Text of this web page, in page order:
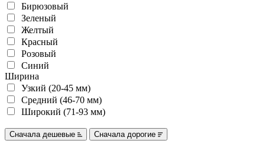
Бирюзовый
Зеленый
Желтый
Красный
Розовый
Синий
Ширина
Узкий (20-45 мм)
Средний (46-70 мм)
Широкий (71-93 мм)
Сначала дешевые Сначала дорогие